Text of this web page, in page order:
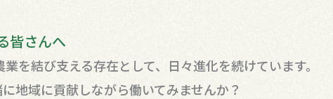
皆さんへ
を結び支える存在として、日々進化を続けています。
地域に貢献しながら働いてみませんか？